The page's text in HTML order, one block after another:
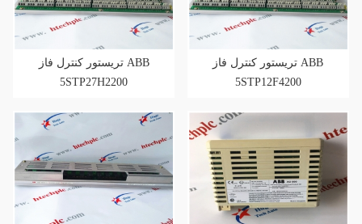
تریستور کنترل فاز ABB
5STP27H2200
تریستور کنترل فاز ABB
5STP12F4200